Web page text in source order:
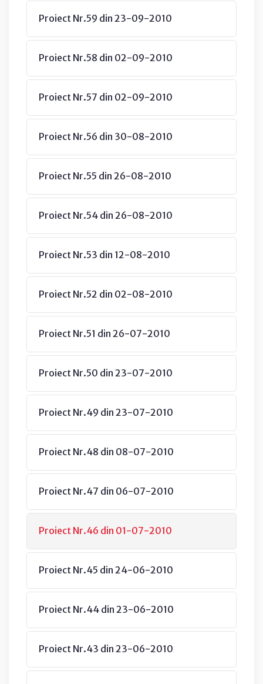
Proiect Nr.59 din 23-09-2010
Proiect Nr.58 din 02-09-2010
Proiect Nr.57 din 02-09-2010
Proiect Nr.56 din 30-08-2010
Proiect Nr.55 din 26-08-2010
Proiect Nr.54 din 26-08-2010
Proiect Nr.53 din 12-08-2010
Proiect Nr.52 din 02-08-2010
Proiect Nr.51 din 26-07-2010
Proiect Nr.50 din 23-07-2010
Proiect Nr.49 din 23-07-2010
Proiect Nr.48 din 08-07-2010
Proiect Nr.47 din 06-07-2010
Proiect Nr.46 din 01-07-2010
Proiect Nr.45 din 24-06-2010
Proiect Nr.44 din 23-06-2010
Proiect Nr.43 din 23-06-2010